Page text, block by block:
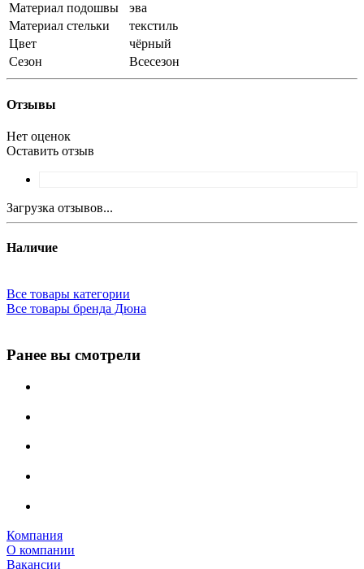
Материал подошвы
эва
Материал стельки
текстиль
Цвет
чёрный
Сезон
Всесезон
Отзывы
Нет оценок
Оставить отзыв
Загрузка отзывов...
Наличие
Все товары категории
Все товары бренда Дюна
Ранее вы смотрели
Компания
О компании
Вакансии